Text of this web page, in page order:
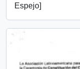
Espejo]